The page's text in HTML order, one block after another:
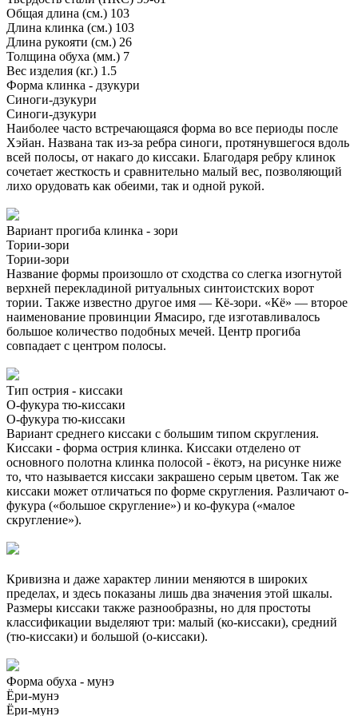
Общая длина (см.) 103
Длина клинка (см.) 103
Длина рукояти (см.) 26
Толщина обуха (мм.) 7
Вес изделия (кг.) 1.5
Форма клинка - дзукури
Синоги-дзукури
Синоги-дзукури
Наиболее часто встречающаяся форма во все периоды после
Хэйан. Названа так из-за ребра синоги, протянувшегося вдоль
всей полосы, от накаго до киссаки. Благодаря ребру клинок
сочетает жесткость и сравнительно малый вес, позволяющий
лихо орудовать как обеими, так и одной рукой.
Вариант прогиба клинка - зори
Тории-зори
Тории-зори
Название формы произошло от сходства со слегка изогнутой
верхней перекладиной ритуальных синтоистских ворот
тории. Также известно другое имя — Кё-зори. «Кё» — второе
наименование провинции Ямасиро, где изготавливалось
большое количество подобных мечей. Центр прогиба
совпадает с центром полосы.
Тип острия - киссаки
О-фукура тю-киссаки
О-фукура тю-киссаки
Вариант среднего киссаки с большим типом скругления.
Киссаки - форма острия клинка. Киссаки отделено от
основного полотна клинка полосой - ёкотэ, на рисунке ниже
то, что называется киссаки закрашено серым цветом. Так же
киссаки может отличаться по форме скругления. Различают о-
фукура («большое скругление») и ко-фукура («малое
скругление»).
Кривизна и даже характер линии меняются в широких
пределах, и здесь показаны лишь два значения этой шкалы.
Размеры киссаки также разнообразны, но для простоты
классификации выделяют три: малый (ко-киссаки), средний
(тю-киссаки) и большой (о-киссаки).
Форма обуха - мунэ
Ёри-мунэ
Ёри-мунэ